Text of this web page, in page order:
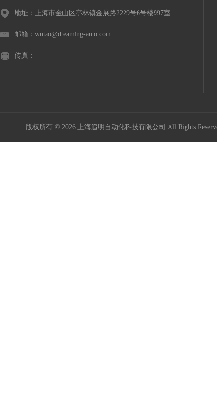
地址：上海市金山区亭林镇金展路2229号6号楼997室
邮箱：wutao@dreaming-auto.com
传真：
版权所有 © 2026 上海追明自动化科技有限公司 All Rights